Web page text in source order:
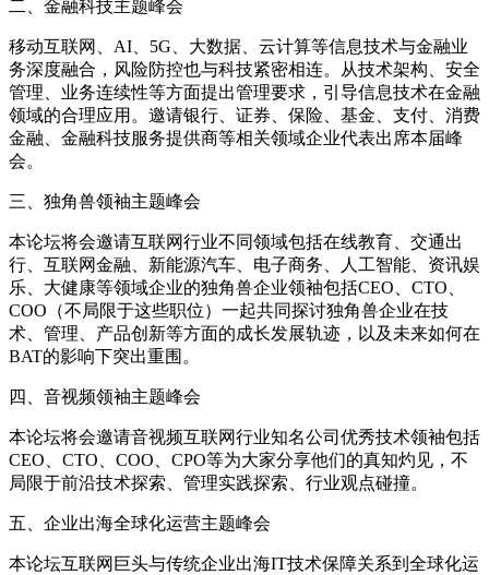
二、金融科技主题峰会
移动互联网、AI、5G、大数据、云计算等信息技术与金融业
务深度融合，风险防控也与科技紧密相连。从技术架构、安全
管理、业务连续性等方面提出管理要求，引导信息技术在金融
领域的合理应用。邀请银行、证券、保险、基金、支付、消费
金融、金融科技服务提供商等相关领域企业代表出席本届峰
会。
三、独角兽领袖主题峰会
本论坛将会邀请互联网行业不同领域包括在线教育、交通出
行、互联网金融、新能源汽车、电子商务、人工智能、资讯娱
乐、大健康等领域企业的独角兽企业领袖包括CEO、CTO、
COO（不局限于这些职位）一起共同探讨独角兽企业在技
术、管理、产品创新等方面的成长发展轨迹，以及未来如何在
BAT的影响下突出重围。
四、音视频领袖主题峰会
本论坛将会邀请音视频互联网行业知名公司优秀技术领袖包括
CEO、CTO、COO、CPO等为大家分享他们的真知灼见，不
局限于前沿技术探索、管理实践探索、行业观点碰撞。
五、企业出海全球化运营主题峰会
本论坛互联网巨头与传统企业出海IT技术保障关系到全球化运